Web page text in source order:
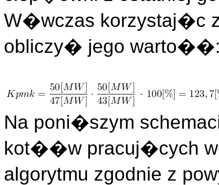
W�wczas korzystaj�c
obliczy� jego
Na poni�szym
kot��w pracuj�cych
algorytmu zgodnie z